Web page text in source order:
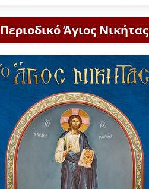
Περιοδικό Άγιος Νικήτας